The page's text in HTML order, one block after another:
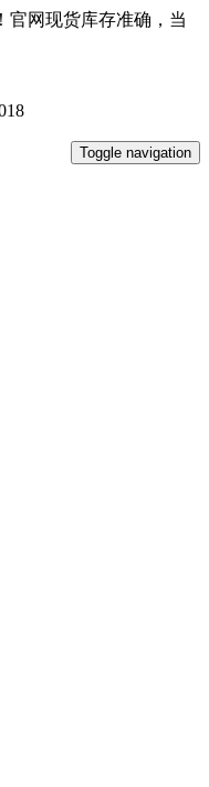
官网现货库存准确，当
Toggle navigation